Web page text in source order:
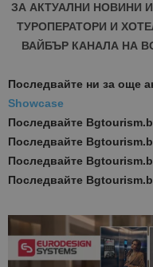
ЗА АКТУАЛНИ НОВИНИ
ТУРОПЕРАТОРИ И
ВАЙБЪР КАНАЛА НА
Последвайте ни за още
Showcase
Последвайте
Последвайте
Последвайте
Последвайте